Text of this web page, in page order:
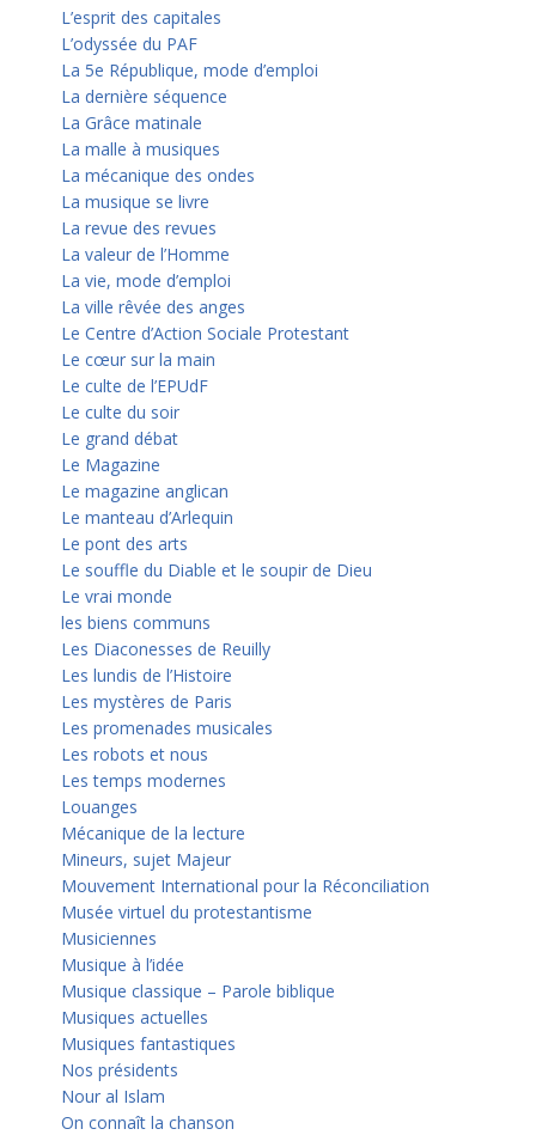
L’esprit des capitales
L’odyssée du PAF
La 5e République, mode d’emploi
La dernière séquence
La Grâce matinale
La malle à musiques
La mécanique des ondes
La musique se livre
La revue des revues
La valeur de l’Homme
La vie, mode d’emploi
La ville rêvée des anges
Le Centre d’Action Sociale Protestant
Le cœur sur la main
Le culte de l’EPUdF
Le culte du soir
Le grand débat
Le Magazine
Le magazine anglican
Le manteau d’Arlequin
Le pont des arts
Le souffle du Diable et le soupir de Dieu
Le vrai monde
les biens communs
Les Diaconesses de Reuilly
Les lundis de l’Histoire
Les mystères de Paris
Les promenades musicales
Les robots et nous
Les temps modernes
Louanges
Mécanique de la lecture
Mineurs, sujet Majeur
Mouvement International pour la Réconciliation
Musée virtuel du protestantisme
Musiciennes
Musique à l’idée
Musique classique – Parole biblique
Musiques actuelles
Musiques fantastiques
Nos présidents
Nour al Islam
On connaît la chanson